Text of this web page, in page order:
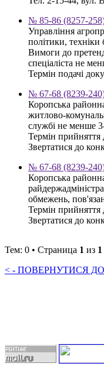
№ 85-86 (8257-
Управління
політики, техніки
Вимоги до
спеціаліста не
Термін подачі
№ 67-68 (8239-
Коропська
житлово-
службі не менше
Термін прийняття
Звертатися до
№ 67-68 (8239-
Коропська
обмежень,
Термін прийняття
Звертатися до
Тем: 0 • Страница 1 из 1
< - ПОВЕРНУТИСЯ